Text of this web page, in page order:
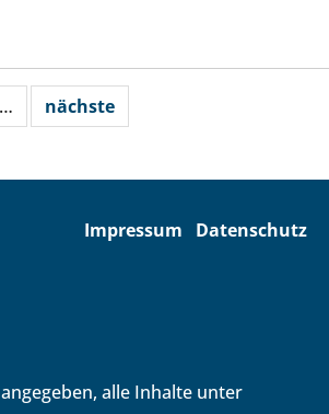
… nächste
Impressum Datenschutz
alle Inhalte unter